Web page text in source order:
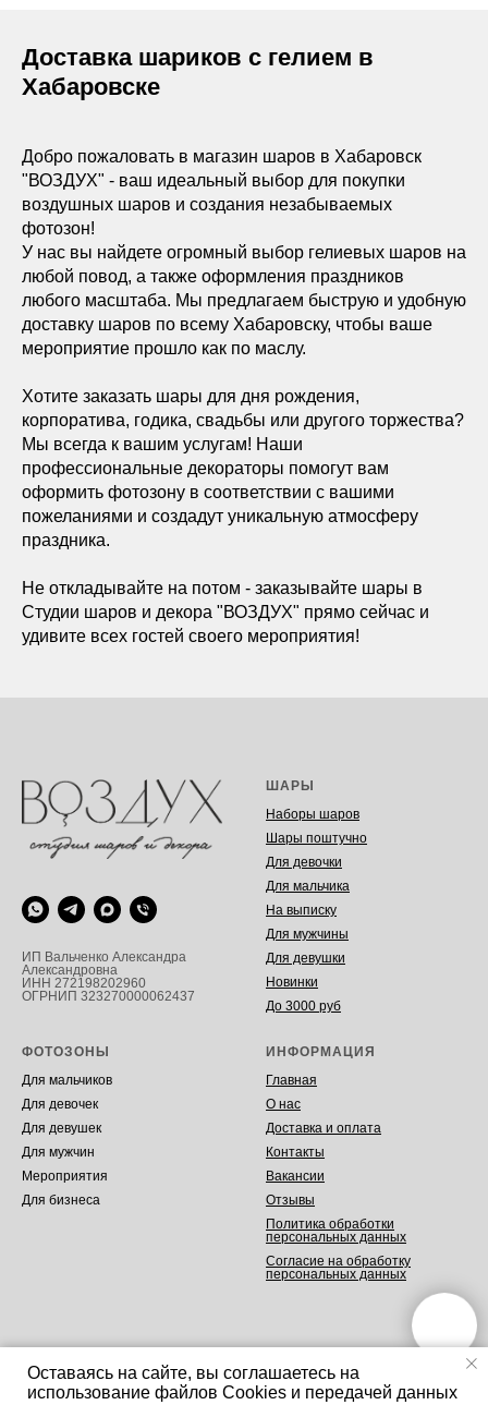
Доставка шариков с гелием в
Хабаровске
Добро пожаловать в магазин шаров в Хабаровск
"ВОЗДУХ" - ваш идеальный выбор для покупки
воздушных шаров и создания незабываемых
фотозон!
У нас вы найдете огромный выбор гелиевых шаров на
любой повод, а также оформления праздников
любого масштаба. Мы предлагаем быструю и удобную
доставку шаров по всему Хабаровску, чтобы ваше
мероприятие прошло как по маслу.
Хотите заказать шары для дня рождения,
корпоратива, годика, свадьбы или другого торжества?
Мы всегда к вашим услугам! Наши
профессиональные декораторы помогут вам
оформить фотозону в соответствии с вашими
пожеланиями и создадут уникальную атмосферу
праздника.
Не откладывайте на потом - заказывайте шары в
Студии шаров и декора "ВОЗДУХ" прямо сейчас и
удивите всех гостей своего мероприятия!
Оставаясь на сайте, вы соглашаетесь на
использование файлов Cookies и передачей данных
ИП Вальченко Александра
Александровна
ИНН 272198202960
ОГРНИП 323270000062437
ШАРЫ
Наборы шаров
Шары поштучно
Для девочки
Для мальчика
На выписку
Для мужчины
Для девушки
Новинки
До 3000 руб
ФОТОЗОНЫ
Для мальчиков
Для девочек
Для девушек
Для мужчин
Мероприятия
Для бизнеса
ИНФОРМАЦИЯ
Главная
О нас
Доставка и оплата
Контакты
Вакансии
Отзывы
Политика обработки
персональных данных
Согласие на обработку
персональных данных
Made on Tilda